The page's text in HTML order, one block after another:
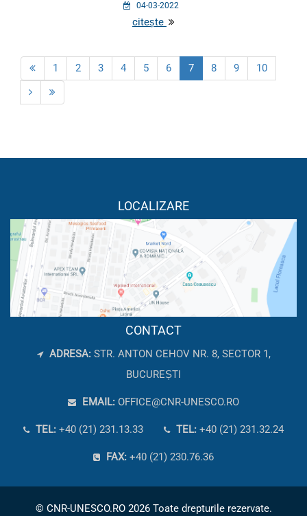
04-03-2022
citește
1 2 3 4 5 6 7 8 9 10
LOCALIZARE
CONTACT
ADRESA: STR. ANTON CEHOV NR. 8, SECTOR 1,
BUCUREȘTI
EMAIL: OFFICE@CNR-UNESCO.RO
TEL: +40 (21) 231.13.33 TEL: +40 (21) 231.32.24
FAX: +40 (21) 230.76.36
© CNR-UNESCO.RO 2026 Toate drepturile rezervate.